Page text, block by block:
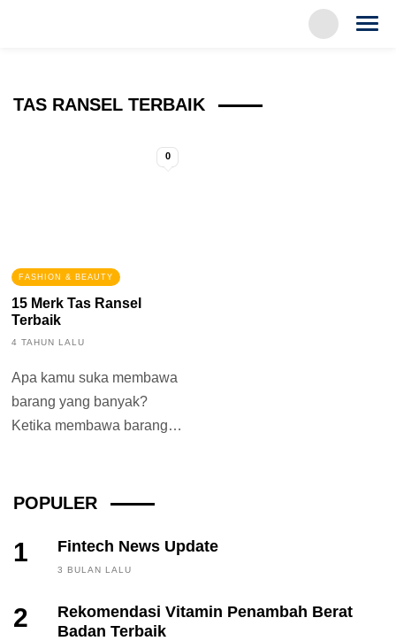
TAS RANSEL TERBAIK
0
FASHION & BEAUTY
15 Merk Tas Ransel
Terbaik
4 TAHUN LALU
Apa kamu suka membawa
barang yang banyak?
Ketika membawa barang
ransel. Tak...
POPULER
1 Fintech News Update
3 BULAN LALU
2
Rekomendasi Vitamin Penambah Berat
Badan Terbaik